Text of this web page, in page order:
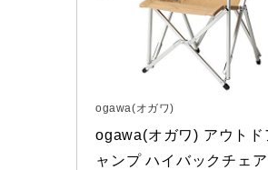
ogawa(オガワ)
ogawa(オガワ) アウトド
ャンプ ハイバックチェ